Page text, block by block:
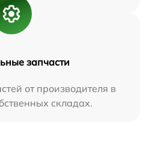
запчасти
от производителя в
складах.